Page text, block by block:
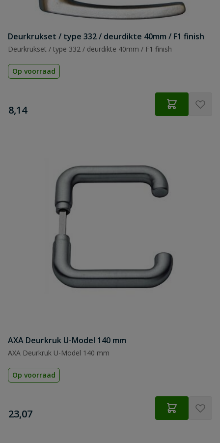
Deurkrukset / type 332 / deurdikte 40mm / F1 finish
Deurkrukset / type 332 / deurdikte 40mm / F1 finish
Op voorraad
€
8,14
AXA Deurkruk U-Model 140 mm
AXA Deurkruk U-Model 140 mm
Op voorraad
€
23,07